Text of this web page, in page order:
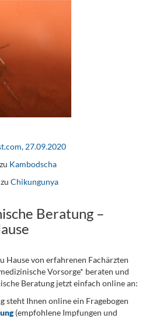
27.09.2020
Kambodscha
Chikungunya
Beratung –
Hause von erfahrenen Fachärzten
Vorsorge* beraten und
Beratung jetzt einfach online an:
steht Ihnen online ein Fragebogen
(empfohlene Impfungen und